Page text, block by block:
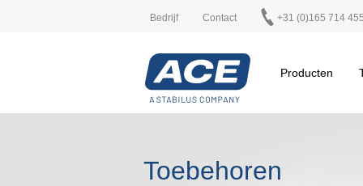
Bedrijf Contact +31 (0)165 714 455
Producten
Toebehoren